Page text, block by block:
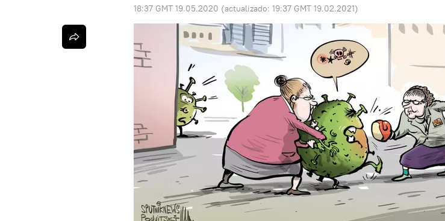
18:37 GMT 19.05.2020 (actualizado: 19:37 GMT 19.02.2021)